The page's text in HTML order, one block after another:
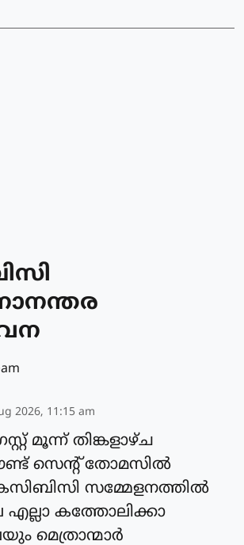
2026, 11:15 am
മൂന്ന് തിങ്കളാഴ്ച
സെന്റ് തോമസില്‍
സമ്മേളനത്തില്‍
എല്ലാ കത്തോലിക്കാ
മെത്രാന്മാര്‍